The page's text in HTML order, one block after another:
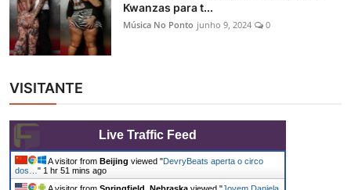
Kwanzas para t...
Música No Ponto junho 9, 2024 0
VISITANTE
Live Traffic Feed
A visitor from Beijing viewed "DevryBeats aperta o circo
dos…" 1 hr 51 mins ago